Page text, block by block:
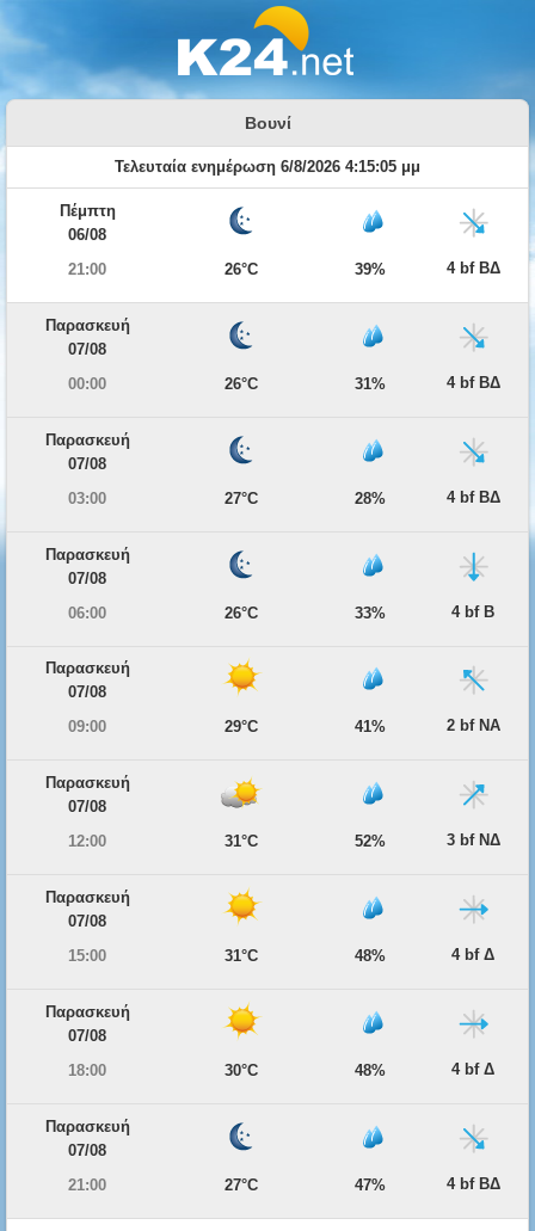
Βουνί
Τελευταία ενημέρωση 6/8/2026 4:15:05 μμ
Πέμπτη
06/08
21:00
26°C 39% 4 bf ΒΔ
Παρασκευή
07/08
00:00
26°C 31% 4 bf ΒΔ
Παρασκευή
07/08
03:00
27°C 28% 4 bf ΒΔ
Παρασκευή
07/08
06:00
26°C 33% 4 bf Β
Παρασκευή
07/08
09:00
29°C 41% 2 bf ΝΑ
Παρασκευή
07/08
12:00
31°C 52% 3 bf ΝΔ
Παρασκευή
07/08
15:00
31°C 48% 4 bf Δ
Παρασκευή
07/08
18:00
30°C 48% 4 bf Δ
Παρασκευή
07/08
21:00
27°C 47% 4 bf ΒΔ